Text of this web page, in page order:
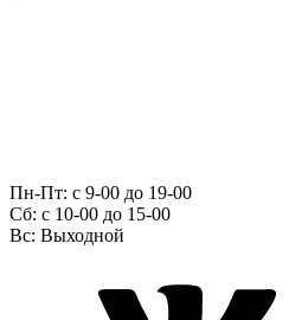
Пн-Пт: с 9-00 до 19-00
Сб: c 10-00 до 15-00
Вс: Выходной